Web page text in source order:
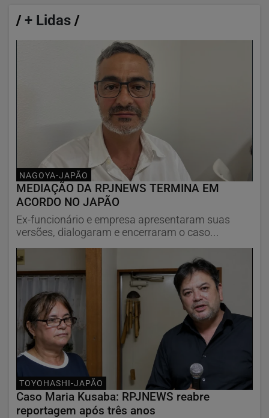
/ + Lidas /
NAGOYA-JAPÃO
MEDIAÇÃO DA RPJNEWS TERMINA EM
ACORDO NO JAPÃO
Ex-funcionário e empresa apresentaram suas
versões, dialogaram e encerraram o caso...
TOYOHASHI-JAPÃO
Caso Maria Kusaba: RPJNEWS reabre
reportagem após três anos